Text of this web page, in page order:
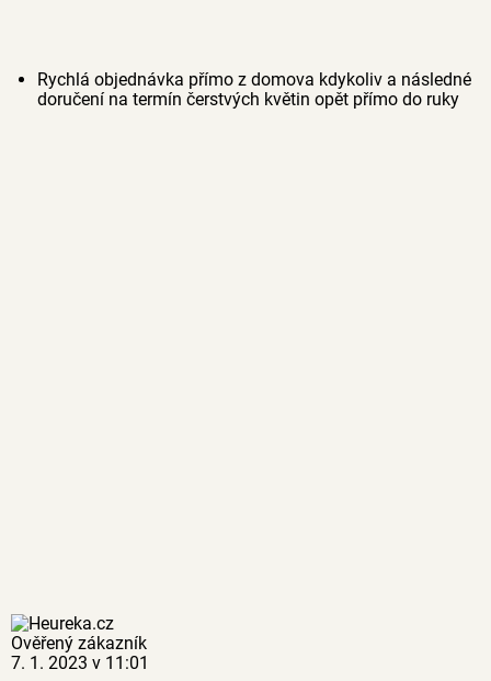
Rychlá objednávka přímo z domova kdykoliv a následné
doručení na termín čerstvých květin opět přímo do ruky
Ověřený zákazník
7. 1. 2023 v 11:01